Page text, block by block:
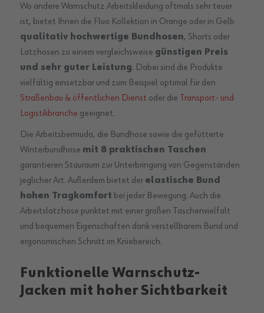
Wo andere Warnschutz Arbeitskleidung oftmals sehr teuer
ist, bietet Ihnen die Fluo Kollektion in Orange oder in Gelb
qualitativ hochwertige Bundhosen, Shorts oder
Latzhosen zu einem vergleichsweise günstigen Preis
und sehr guter Leistung. Dabei sind die Produkte
vielfältig einsetzbar und zum Beispiel optimal für den
Straßenbau & öffentlichen Dienst oder die
Transport- und
Logistikbranche geeignet.
Die Arbeitsbermuda, die Bundhose sowie die gefütterte
Winterbundhose mit 8 praktischen Taschen
garantieren Stauraum zur Unterbringung von Gegenständen
jeglicher Art. Außerdem bietet der elastische Bund
hohen Tragkomfort bei jeder Bewegung. Auch die
Arbeitslatzhose punktet mit einer großen Taschenvielfalt
und bequemen Eigenschaften dank verstellbarem Bund und
ergonomischen Schnitt im Kniebereich.
Funktionelle Warnschutz-
Jacken mit hoher Sichtbarkeit